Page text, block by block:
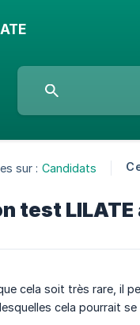
sur : Candidats
test
cela soit très rare, il
cela pourrait